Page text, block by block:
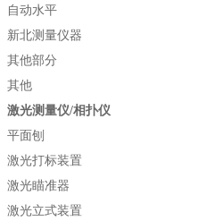
自动水平
新北测量仪器
其他部分
其他
激光测量仪/相扑仪
平面刨
激光打标装置
激光瞄准器
激光立式装置